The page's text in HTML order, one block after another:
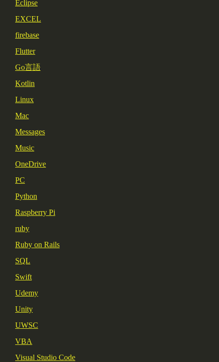
Eclipse
EXCEL
firebase
Flutter
Go言語
Kotlin
Linux
Mac
Messages
Music
OneDrive
PC
Python
Raspberry Pi
ruby
Ruby on Rails
SQL
Swift
Udemy
Unity
UWSC
VBA
Visual Studio Code